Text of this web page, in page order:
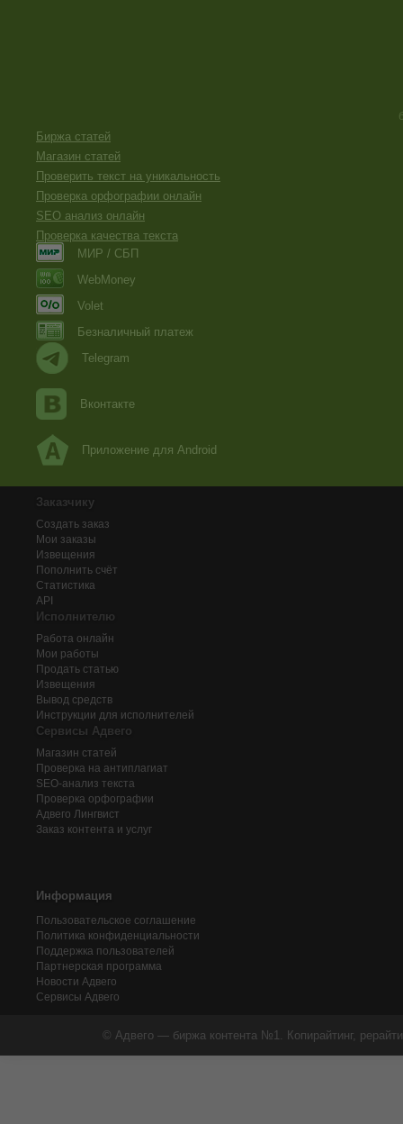
Биржа статей
Магазин статей
Проверить текст на уникальность
Проверка орфографии онлайн
SEO анализ онлайн
Проверка качества текста
МИР / СБП
WebMoney
Volet
Безналичный платеж
Telegram
Вконтакте
Приложение для Android
Заказчику
Создать заказ
Мои заказы
Извещения
Пополнить счёт
Статистика
API
Исполнителю
Работа онлайн
Мои работы
Продать статью
Извещения
Вывод средств
Инструкции для исполнителей
Сервисы Адвего
Магазин статей
Проверка на антиплагиат
SEO-анализ текста
Проверка орфографии
Адвего Лингвист
Заказ контента и услуг
Информация
Пользовательское соглашение
Политика конфиденциальности
Поддержка пользователей
Партнерская программа
Новости Адвего
Сервисы Адвего
© Адвего — биржа контента №1. Копирайтинг,